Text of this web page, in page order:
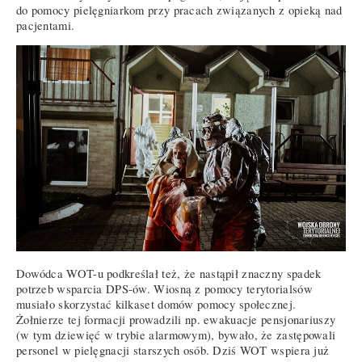
do pomocy pielęgniarkom przy pracach związanych z opieką nad
pacjentami.
Dowódca WOT-u podkreślał też, że nastąpił znaczny spadek
potrzeb wsparcia DPS-ów. Wiosną z pomocy terytorialsów
musiało skorzystać kilkaset domów pomocy społecznej.
Żołnierze tej formacji prowadzili np. ewakuacje pensjonariuszy
(w tym dziewięć w trybie alarmowym), bywało, że zastępowali
personel w pielęgnacji starszych osób. Dziś WOT wspiera już